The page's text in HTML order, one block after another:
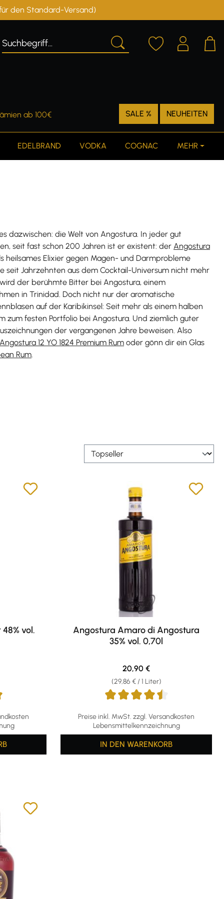
den Standard-Versand)
ab 100€ SALE % NEUHEITEN
EDELBRAND VODKA COGNAC MEHR
dazwischen: die Welt von Angostura. In jeder gut
seit fast schon 200 Jahren ist er existent: der Angostura
heilsames Elixier gegen Magen- und Darmprobleme
seit Jahrzehnten aus dem Cocktail-Universum nicht mehr
der berühmte Bitter bei Angostura, einem
in Trinidad. Doch nicht nur der aromatische
auf der Karibikinsel: Seit mehr als einem halben
zum festen Portfolio bei Angostura. Und ziemlich guter
der vergangenen Jahre beweisen. Also
Angostura 12 YO 1824 Premium Rum oder gönn dir ein Glas
Rum
vol.
Angostura Amaro di Angostura
35% vol. 0,70l
Preise inkl. MwSt. zzgl. Versandkosten
Lebensmittelkennzeichnung
(29,86 € / 1 Liter)
Regulärer Preis:
20,90 €
IN DEN WARENKORB